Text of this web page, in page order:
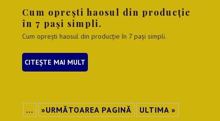
Cum oprești haosul din producție
în 7 pași simpli.
Cum oprești haosul din producție în 7 pași simpli.
CITEȘTE MAI MULT
... »URMĂTOAREA PAGINĂ ULTIMA »